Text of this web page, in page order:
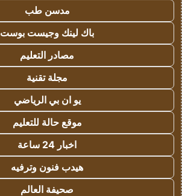
مدسن طب
باك لينك وجيست بوست
مصادر التعليم
مجلة تقنية
يو ان بي الرياضي
موقع حالة للتعليم
اخبار 24 ساعة
هيدب فنون وترفيه
صحيفة العالم